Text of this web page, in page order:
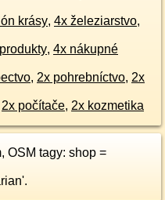
krásy, 4x železiarstvo,
, 4x nákupné
, 2x pohrebníctvo, 2x
2x počítače, 2x kozmetika
OSM tagy: shop =